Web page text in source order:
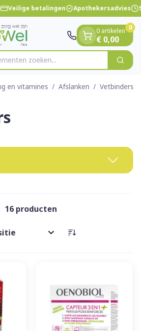
Veilige betalingen Apothekersadvies
zoeken... Zoek
0 artikelen
€ 0,00
0
en vitamines / Afslanken / Vetbinders
16 producten
op: